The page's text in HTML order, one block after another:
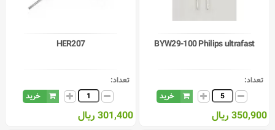
BYW29-100 Philips ultrafast
تعداد:
خرید
350,900 ریال
HER207
تعداد:
خرید
301,400 ریال